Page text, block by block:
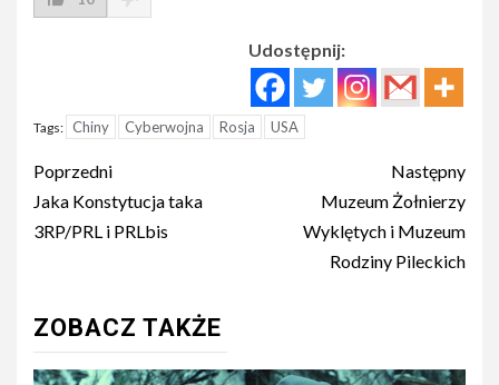
Udostępnij:
Tags: Chiny Cyberwojna Rosja USA
Post
navigation
Poprzedni
Jaka Konstytucja taka
3RP/PRL i PRLbis
Następny
Muzeum Żołnierzy
Wyklętych i Muzeum
Rodziny Pileckich
ZOBACZ TAKŻE